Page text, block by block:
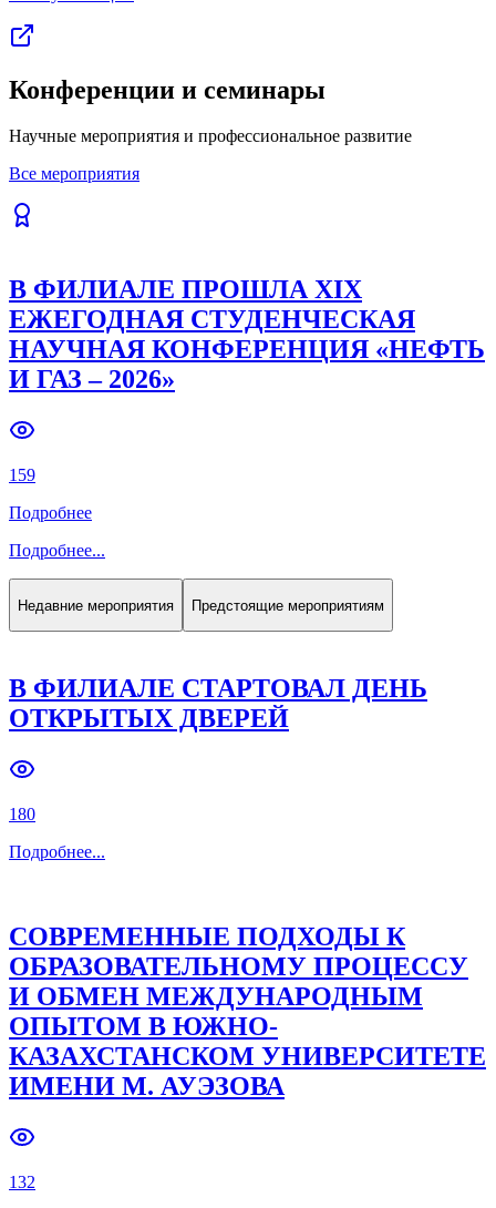
Previous slide Next slide
Конференции и семинары
Научные мероприятия и профессиональное развитие
Все мероприятия
В ФИЛИАЛЕ ПРОШЛА XIX
ЕЖЕГОДНАЯ СТУДЕНЧЕСКАЯ
НАУЧНАЯ КОНФЕРЕНЦИЯ «НЕФТЬ
И ГАЗ – 2026»
159
Подробнее
Подробнее...
Недавние мероприятия Предстоящие мероприятиям
В ФИЛИАЛЕ СТАРТОВАЛ ДЕНЬ
ОТКРЫТЫХ ДВЕРЕЙ
180
Подробнее...
СОВРЕМЕННЫЕ ПОДХОДЫ К
ОБРАЗОВАТЕЛЬНОМУ ПРОЦЕССУ
И ОБМЕН МЕЖДУНАРОДНЫМ
ОПЫТОМ В ЮЖНО-
КАЗАХСТАНСКОМ УНИВЕРСИТЕТЕ
ИМЕНИ М. АУЭЗОВА
132